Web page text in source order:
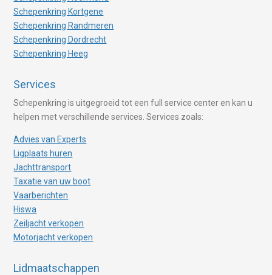
Schepenkring Kortgene
Schepenkring Randmeren
Schepenkring Dordrecht
Schepenkring Heeg
Services
Schepenkring is uitgegroeid tot een full service center en kan u
helpen met verschillende services. Services zoals:
Advies van Experts
Ligplaats huren
Jachttransport
Taxatie van uw boot
Vaarberichten
Hiswa
Zeiljacht verkopen
Motorjacht verkopen
Lidmaatschappen